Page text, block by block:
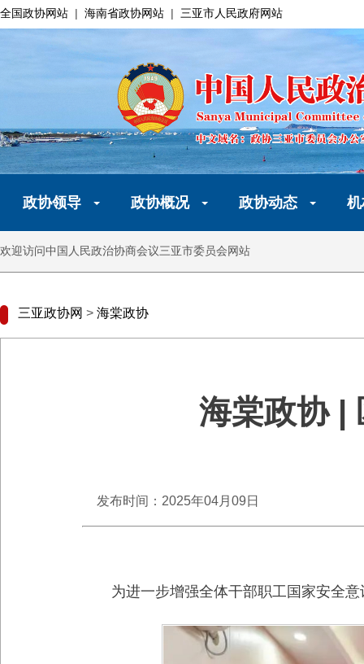
全国政协网站 | 海南省政协网站 | 三亚市人民政府网站
政协领导 政协概况 政协动态
欢迎访问中国人民政治协商会议三亚市委员会网站
三亚政协网 > 海棠政协
海棠政协 |
发布时间：2025年04月09日
为进一步增强全体干部职工国家安全